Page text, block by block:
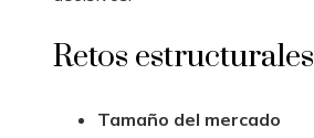
Retos estructurales
Tamaño del mercado